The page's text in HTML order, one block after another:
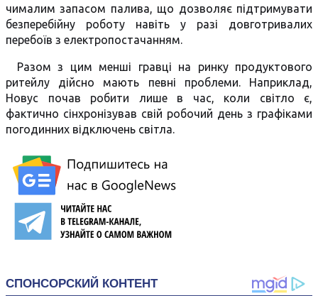
чималим запасом палива, що дозволяє підтримувати
безперебійну роботу навіть у разі довготривалих
перебоїв з електропостачанням.
Разом з цим менші гравці на ринку продуктового
ритейлу дійсно мають певні проблеми. Наприклад,
Новус почав робити лише в час, коли світло є,
фактично сінхронізував свій робочий день з графіками
погодинних відключень світла.